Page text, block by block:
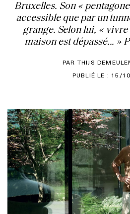
Bruxelles. Son «
accessible que par un
grange. Selon lui, « vivre
maison est dépassé... »
PAR THIJS
PUBLIÉ LE : 15/